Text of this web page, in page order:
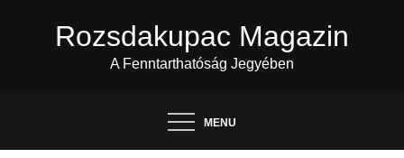
Rozsdakupac Magazin
A Fenntarthatóság Jegyében
MENU